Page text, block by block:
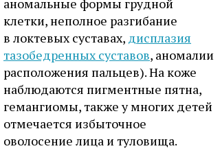
аномальные формы грудной
клетки, неполное разгибание
в локтевых суставах, дисплазия
тазобедренных суставов, аномалии
расположения пальцев). На коже
наблюдаются пигментные пятна,
гемангиомы, также у многих детей
отмечается избыточное
оволосение лица и туловища.